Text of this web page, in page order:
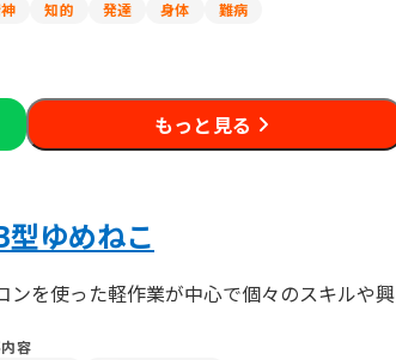
知的 発達 身体 難病
もっと見る
ゆめねこ
を使った軽作業が中心で個々のスキルや興
容